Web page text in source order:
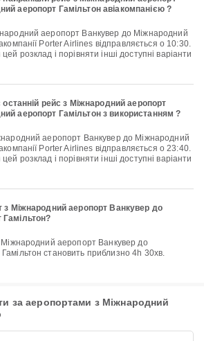
аеропорт Гамільтон авіакомпанією ?
Porter Airlines відправляється о 10:30.
розклад і порівняти інші доступні варіанти
останній рейс з Міжнародний аеропорт
аеропорт Гамільтон з використанням ?
Porter Airlines відправляється о 23:40.
розклад і порівняти інші доступні варіанти
з Міжнародний аеропорт Ванкувер до
становить приблизно 4h 30хв.
за аеропортами з Міжнародний